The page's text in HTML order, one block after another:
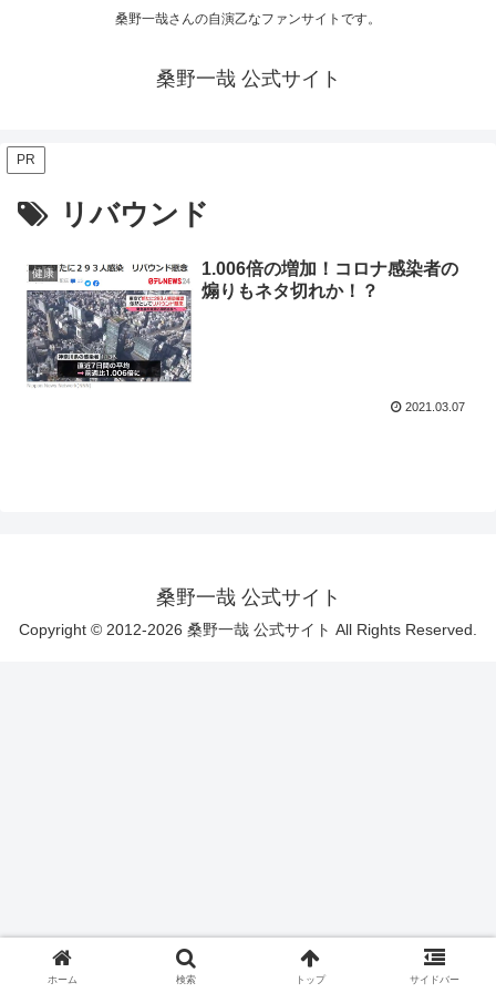
桑野一哉さんの自演乙なファンサイトです。
桑野一哉 公式サイト
PR
リバウンド
健康
1.006倍の増加！コロナ感染者の
煽りもネタ切れか！？
2021.03.07
桑野一哉 公式サイト
Copyright © 2012-2026 桑野一哉 公式サイト All Rights Reserved.
ホーム 検索 トップ サイドバー